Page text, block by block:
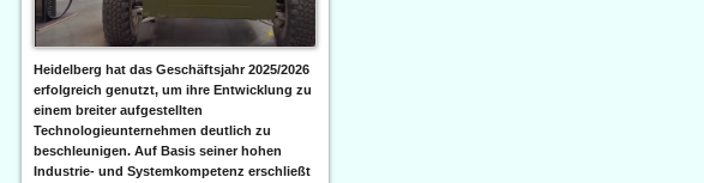
Heidelberg hat das Geschäftsjahr 2025/2026
erfolgreich genutzt, um ihre Entwicklung zu
einem breiter aufgestellten
Technologieunternehmen deutlich zu
beschleunigen. Auf Basis seiner hohen
Industrie- und Systemkompetenz erschließt